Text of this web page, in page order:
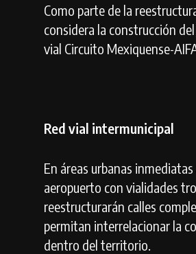
Como parte de la
considera la construcción
vial Circuito Mexiquense-
Red vial intermunicipal
En áreas urbanas inmediatas
aeropuerto con vialidades
reestructurarán calles
permitan interrelacionar la
dentro del territorio.